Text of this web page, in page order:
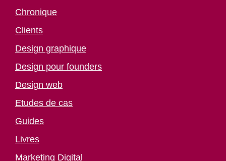
Chronique
Clients
Design graphique
Design pour founders
Design web
Etudes de cas
Guides
Livres
Marketing Digital